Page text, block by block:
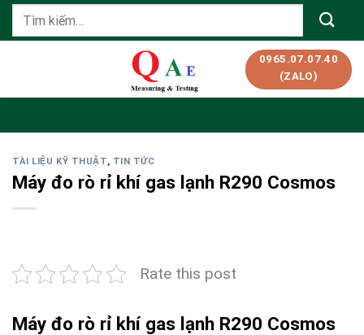
SkipTìm
0965.07.07.40
(ZALO)
TÀI LIỆU KỸ THUẬT, TIN TỨC
Máy đo rò rỉ khí gas lạnh R290 Cosmos
Rate this post
Máy đo rò rỉ khí gas lạnh R290 Cosmos